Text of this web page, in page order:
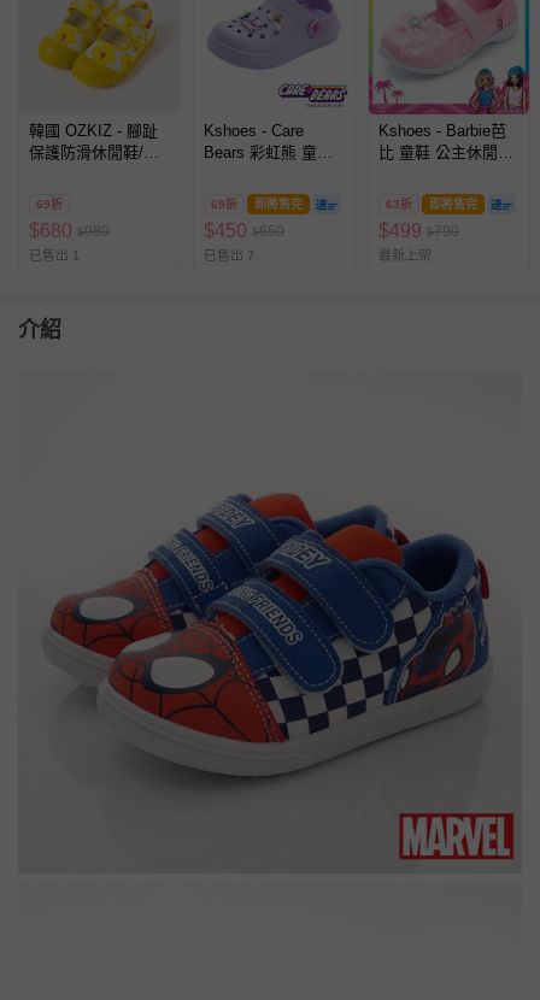
韓國 OZKIZ - 腳趾
保護防滑休閒鞋/室
X黃
69折
$680 $980
已售出 1
Kshoes - Care
Bears 彩虹熊 童鞋
CBKG59957-輕量Q
彈，穿脫方便-紫-(中
大童段)
69折 即將售完
$450 $650
已售出 7
Kshoes - Barbie芭
比 童鞋 公主休閒鞋
(中大童段)
63折 即將售完
$499 $790
最新上架
介紹